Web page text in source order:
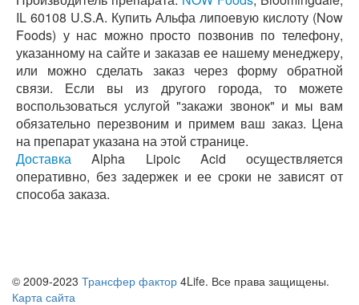
IL 60108 U.S.A. Купить Альфа липоевую кислоту (Now
Foods) у нас можно просто позвонив по телефону,
указанному на сайте и заказав ее нашему менеджеру,
или можно сделать заказ через форму обратной
связи. Если вы из другого города, то можете
воспользоваться услугой "закажи звонок" и мы вам
обязательно перезвоним и примем ваш заказ. Цена
на препарат указана на этой странице.
Доставка Alpha Lipoic Acid осуществляется
оперативно, без задержек и ее сроки не зависят от
способа заказа.
© 2009-2023 Трансфер фактор 4Life. Все права защищены.
Карта сайта